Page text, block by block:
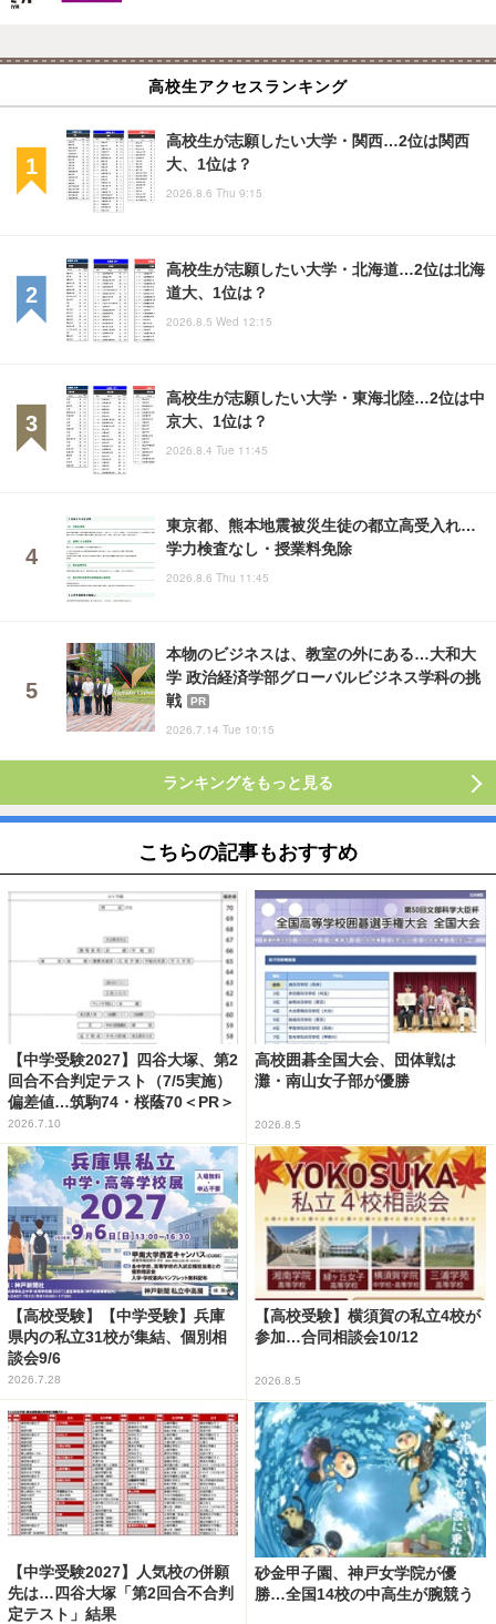
高校生アクセスランキング
高校生が志願したい大学・関西…2位は関西
大、1位は？
2026.8.6 Thu 9:15
高校生が志願したい大学・北海道…2位は北海
道大、1位は？
2026.8.5 Wed 12:15
高校生が志願したい大学・東海北陸…2位は中
京大、1位は？
2026.8.4 Tue 11:45
東京都、熊本地震被災生徒の都立高受入れ…
学力検査なし・授業料免除
2026.8.6 Thu 11:45
本物のビジネスは、教室の外にある…大和大
学 政治経済学部グローバルビジネス学科の挑
戦
PR
2026.7.14 Tue 10:15
ランキングをもっと見る
こちらの記事もおすすめ
【中学受験2027】四谷大塚、第2
回合不合判定テスト（7/5実施）
偏差値…筑駒74・桜蔭70＜PR＞
2026.7.10
高校囲碁全国大会、団体戦は
灘・南山女子部が優勝
2026.8.5
【高校受験】【中学受験】兵庫
県内の私立31校が集結、個別相
談会9/6
2026.7.28
【高校受験】横須賀の私立4校が
参加…合同相談会10/12
2026.8.5
【中学受験2027】人気校の併願
先は…四谷大塚「第2回合不合判
定テスト」結果
砂金甲子園、神戸女学院が優
勝…全国14校の中高生が腕競う